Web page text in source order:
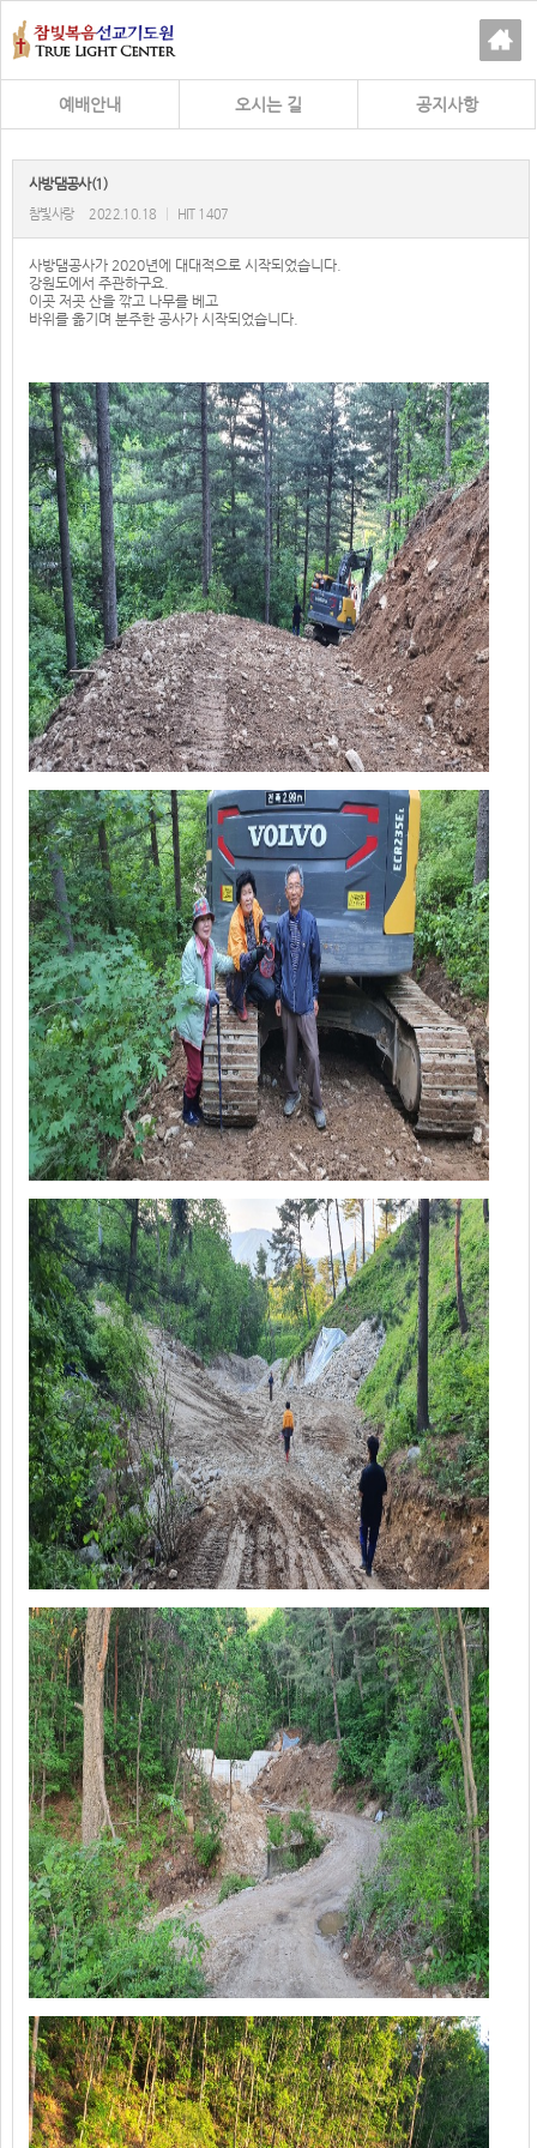
예배안내 오시는 길 공지사항
사방댐공사(1)
참빛사랑 2022.10.18 HIT 1407
사방댐공사가 2020년에 대대적으로 시작되었습니다.
강원도에서 주관하구요.
이곳 저곳 산을 깎고 나무를 베고
바위를 옮기며 분주한 공사가 시작되었습니다.